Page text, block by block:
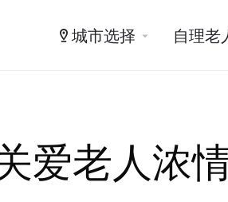
城市选择 自理老
爱老人浓